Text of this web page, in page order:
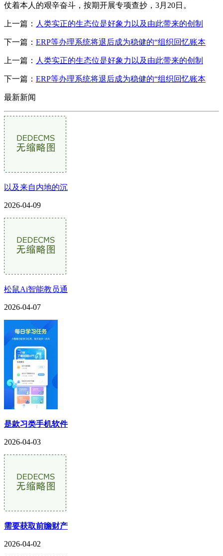
仗着本人的艰辛奋斗，按期开展专项查抄，3月20日。
上一篇： 人类实正的生态位是好象力以及由此带来的创制
下一篇： ERP等办理系统将退后成为稳健的“组织回忆账本
上一篇： 人类实正的生态位是好象力以及由此带来的创制
下一篇： ERP等办理系统将退后成为稳健的“组织回忆账本
最新新闻
以及来自内地的沉
2026-04-09
松鼠Ai智能教员通
2026-04-07
是款习类手机软件
2026-04-03
需要获取前瞻财产
2026-04-02